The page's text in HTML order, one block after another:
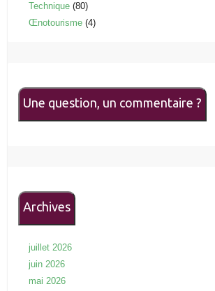
Technique (80)
Œnotourisme (4)
Une question, un commentaire ?
Archives
juillet 2026
juin 2026
mai 2026